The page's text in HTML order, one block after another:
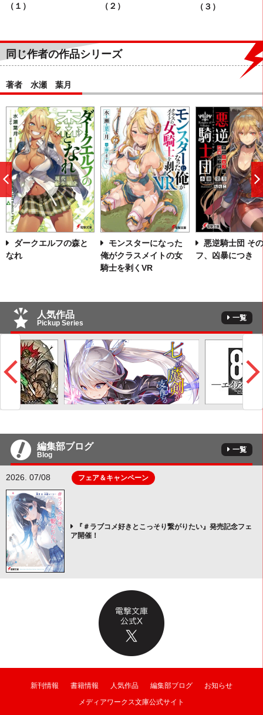
（１）
（２）
（３）
同じ作者の作品シリーズ
著者 水瀬 葉月
ダークエルフの森と
なれ
モンスターになった
俺がクラスメイトの女
騎士を剥くVR
悪逆騎士団 そ
フ、凶暴につき
前
へ
人気作品
Pickup Series
一覧
編集部ブログ
Blog
一覧
2026. 07/08 フェア＆キャンペーン
『＃ラブコメ好きとこっそり繋がりたい』発売記念フェ
ア開催！
新刊情報 書籍情報 人気作品 編集部ブログ
お知らせ
メディアワークス文庫公式サイト